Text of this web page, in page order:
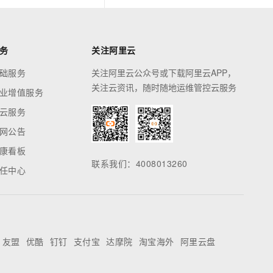
服务
增值服务
服务
公告
看板
中心
关注阿里云
关注阿里云公众号或下载阿里云APP，
关注云资讯，随时随地运维管控云服务
联系我们：4008013260
友盟 优酷 钉钉 支付宝 达摩院 淘宝海外 阿里云盘